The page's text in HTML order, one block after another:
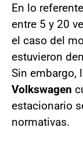
En lo
entre 5 y 20
el caso del
estuvieron
Sin embargo,
Volkswagen
estacionario
normativas.